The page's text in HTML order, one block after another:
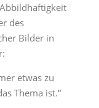
des
Bilder in
etwas zu
Thema ist.“